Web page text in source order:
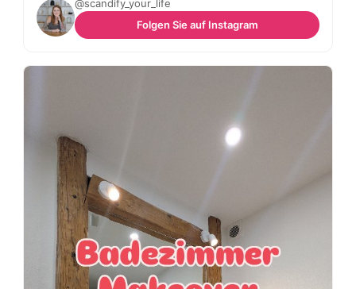
@scandify_your_life
Folgen Sie auf Instagram